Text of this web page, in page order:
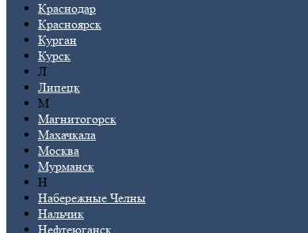
Краснодар
Красноярск
Курган
Курск
Л
Липецк
М
Магнитогорск
Махачкала
Москва
Мурманск
Н
Набережные Челны
Нальчик
Нефтеюганск